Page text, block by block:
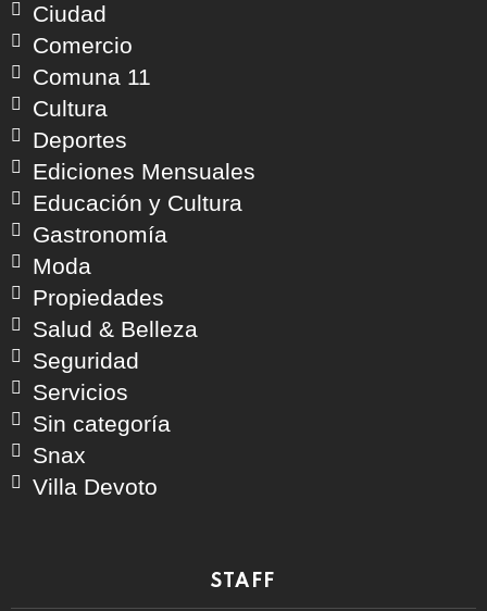
Ciudad
Comercio
Comuna 11
Cultura
Deportes
Ediciones Mensuales
Educación y Cultura
Gastronomía
Moda
Propiedades
Salud & Belleza
Seguridad
Servicios
Sin categoría
Snax
Villa Devoto
STAFF